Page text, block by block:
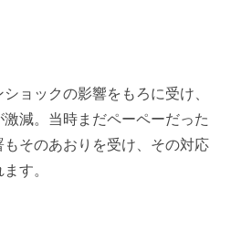
ョックの影響をもろに受け、
減。当時まだペーペーだった
そのあおりを受け、その対応
す。